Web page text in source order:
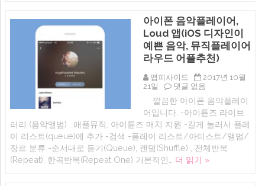
기
연
주
어
플
천
에
아이폰 음악플레이어,
Loud 앱(iOS 디자인이
예쁜 음악, 뮤직플레이어
라우드 어플추천)
앱피사이드
2017년 10월
21일
아
폰
음
악
플
레
이
어,
Loud
댓글 없음
깔끔한 아이폰 음악플레이
어입니다. -아이튠즈 라이브
러리 (음악앨범) , 애플뮤직, 아이튠즈 매치 지원 -길게 눌러서 플레
이 리스트(queue)에 추가 -검색 -플레이 리스트/아티스트/앨범/
장르 분류 -순서대로 듣기(Queue), 랜덤(Shuffle) , 전체반복
(Repeat), 한곡반복(Repeat One) 기본적인… 더 읽기 »